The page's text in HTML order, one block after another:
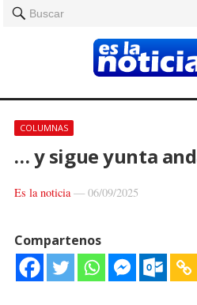
Buscar
COLUMNAS
… y sigue yunta
Es la noticia— 06/09/2025
Compartenos